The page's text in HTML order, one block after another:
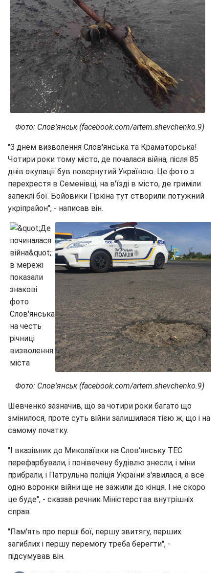
Фото: Слов'янськ (facebook.com/artem.shevchenko.9)
"З днем визволення Слов'янська та Краматорська!
Чотири роки тому місто, де почалася війна, після 85
днів окупації був повернутий Україною. Це фото з
перехрестя в Семенівці, на в'їзді в місто, де гриміли
запеклі бої. Бойовики Гіркіна тут створили потужний
укріпрайон", - написав він.
Фото: Слов'янськ (facebook.com/artem.shevchenko.9)
Шевченко зазначив, що за чотири роки багато що
змінилося, проте суть війни залишилася тією ж, що і на
самому початку.
"І вказівник до Миколаївки на Слов'янську ТЕС
перефарбували, і понівечену будівлю знесли, і міни
прибрали, і Патрульна поліція України з'явилася, а все
одно воронки війни ще не зажили до кінця. І не скоро
це буде", - сказав речник Міністерства внутрішніх
справ.
"Пам'ять про перші бої, першу звитягу, перших
загиблих і першу перемогу треба берегти", -
підсумував він.